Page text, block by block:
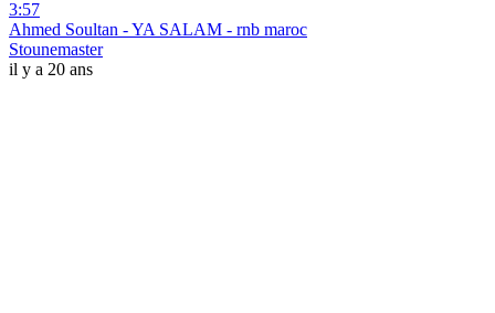
3:57
Ahmed Soultan - YA SALAM - rnb maroc
Stounemaster
il y a 20 ans